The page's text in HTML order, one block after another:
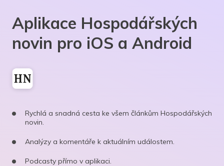
Aplikace Hospodářských
novin pro iOS a Android
Rychlá a snadná cesta ke všem článkům Hospodářských
novin.
Analýzy a komentáře k aktuálním událostem.
Podcasty přímo v aplikaci.